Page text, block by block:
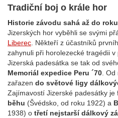
Tradiční boj o krále hor
Historie závodu sahá až do
Jizerských hor vyběhli se svými
Liberec . Někteří z účastníků
zahynuli při horolezecké tragédii v
Jizerská padesátka se tak od
Memoriál expedice Peru ´70 .
zařazen do světové ligy
Zajímavostí Jizerské padesátky je
běhu (Švédsko, od roku 1922) a
1938) o třetí nejstarší dálkový